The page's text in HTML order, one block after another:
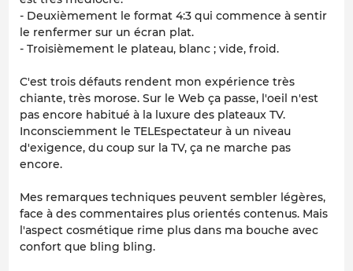
- Deuxièmement le format 4:3 qui commence à sentir
le renfermer sur un écran plat.
- Troisièmement le plateau, blanc ; vide, froid.
C'est trois défauts rendent mon expérience très
chiante, très morose. Sur le Web ça passe, l'oeil n'est
pas encore habitué à la luxure des plateaux TV.
Inconsciemment le TELEspectateur à un niveau
d'exigence, du coup sur la TV, ça ne marche pas
encore.
Mes remarques techniques peuvent sembler légères,
face à des commentaires plus orientés contenus. Mais
l'aspect cosmétique rime plus dans ma bouche avec
confort que bling bling.